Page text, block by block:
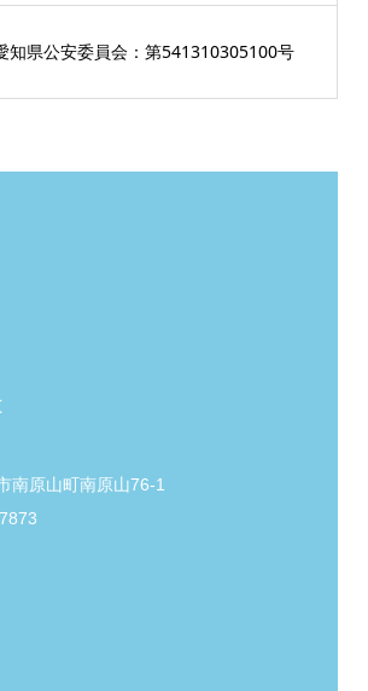
知県公安委員会：第541310305100号
南原山町南原山76-1